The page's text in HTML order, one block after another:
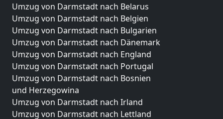
Umzug von Darmstadt nach Belarus
Umzug von Darmstadt nach Belgien
Umzug von Darmstadt nach Bulgarien
Umzug von Darmstadt nach Dänemark
Umzug von Darmstadt nach England
Umzug von Darmstadt nach Portugal
Umzug von Darmstadt nach Bosnien
und Herzegowina
Umzug von Darmstadt nach Irland
Umzug von Darmstadt nach Lettland